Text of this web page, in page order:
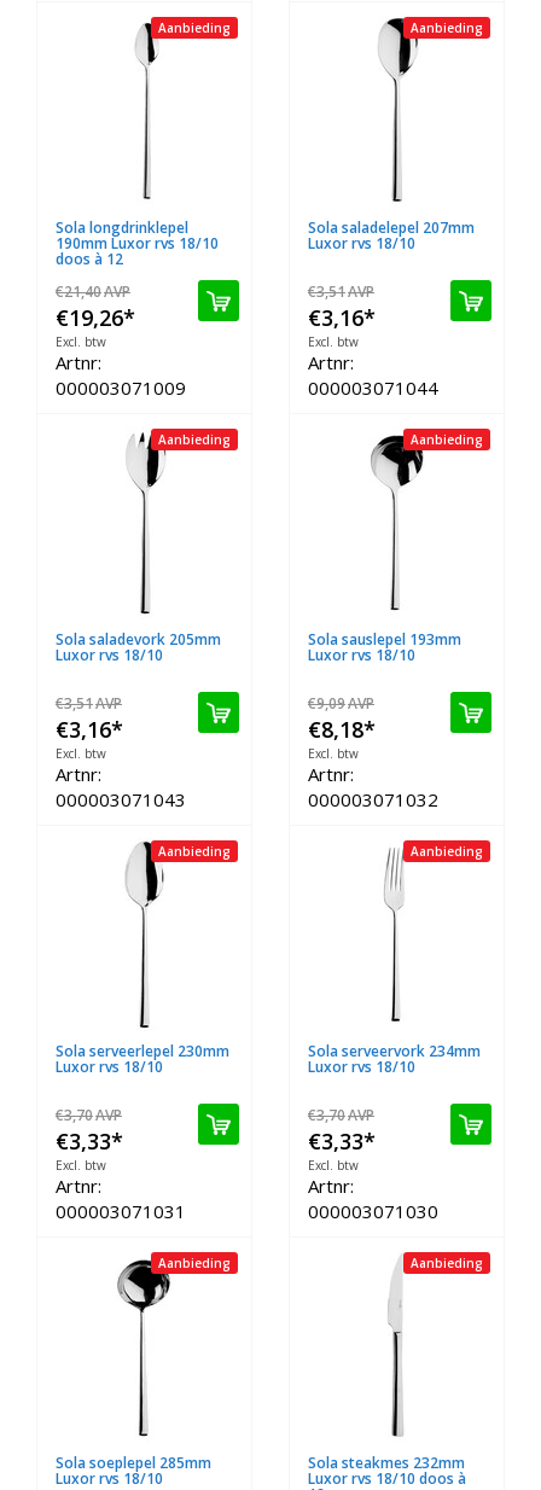
Aanbieding
Sola longdrinklepel
190mm Luxor rvs 18/10
doos à 12
€21,40AVP
€19,26*
Excl. btw
Artnr:
000003071009
Aanbieding
Sola saladelepel 207mm
Luxor rvs 18/10
€3,51AVP
€3,16*
Excl. btw
Artnr:
000003071044
Aanbieding
Sola saladevork 205mm
Luxor rvs 18/10
€3,51AVP
€3,16*
Excl. btw
Artnr:
000003071043
Aanbieding
Sola sauslepel 193mm
Luxor rvs 18/10
€9,09AVP
€8,18*
Excl. btw
Artnr:
000003071032
Aanbieding
Sola serveerlepel 230mm
Luxor rvs 18/10
€3,70AVP
€3,33*
Excl. btw
Artnr:
000003071031
Aanbieding
Sola serveervork 234mm
Luxor rvs 18/10
€3,70AVP
€3,33*
Excl. btw
Artnr:
000003071030
Aanbieding
Sola soeplepel 285mm
Luxor rvs 18/10
Aanbieding
Sola steakmes 232mm
Luxor rvs 18/10 doos à